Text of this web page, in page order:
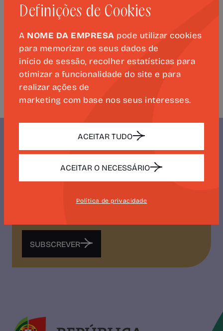
associaram à leitura do Canto X, num
gesto de continuidade e renovação da
palavra de Camões.
▶ Os Lusíadas, uma experiência única no
Mosteiro
NEWSLETTER
CAMÕES 500
SUBSCREVER
Definições de Cookies
A NOME DA EMPRESA pode utilizar cookies
para memorizar os seus dados de
início de sessão, recolher estatísticas para
otimizar a funcionalidade do site e para
realizar ações de
marketing com base nos seus interesses.
ACEITAR TUDO
ACEITAR O NECESSÁRIO
Política de privacidade